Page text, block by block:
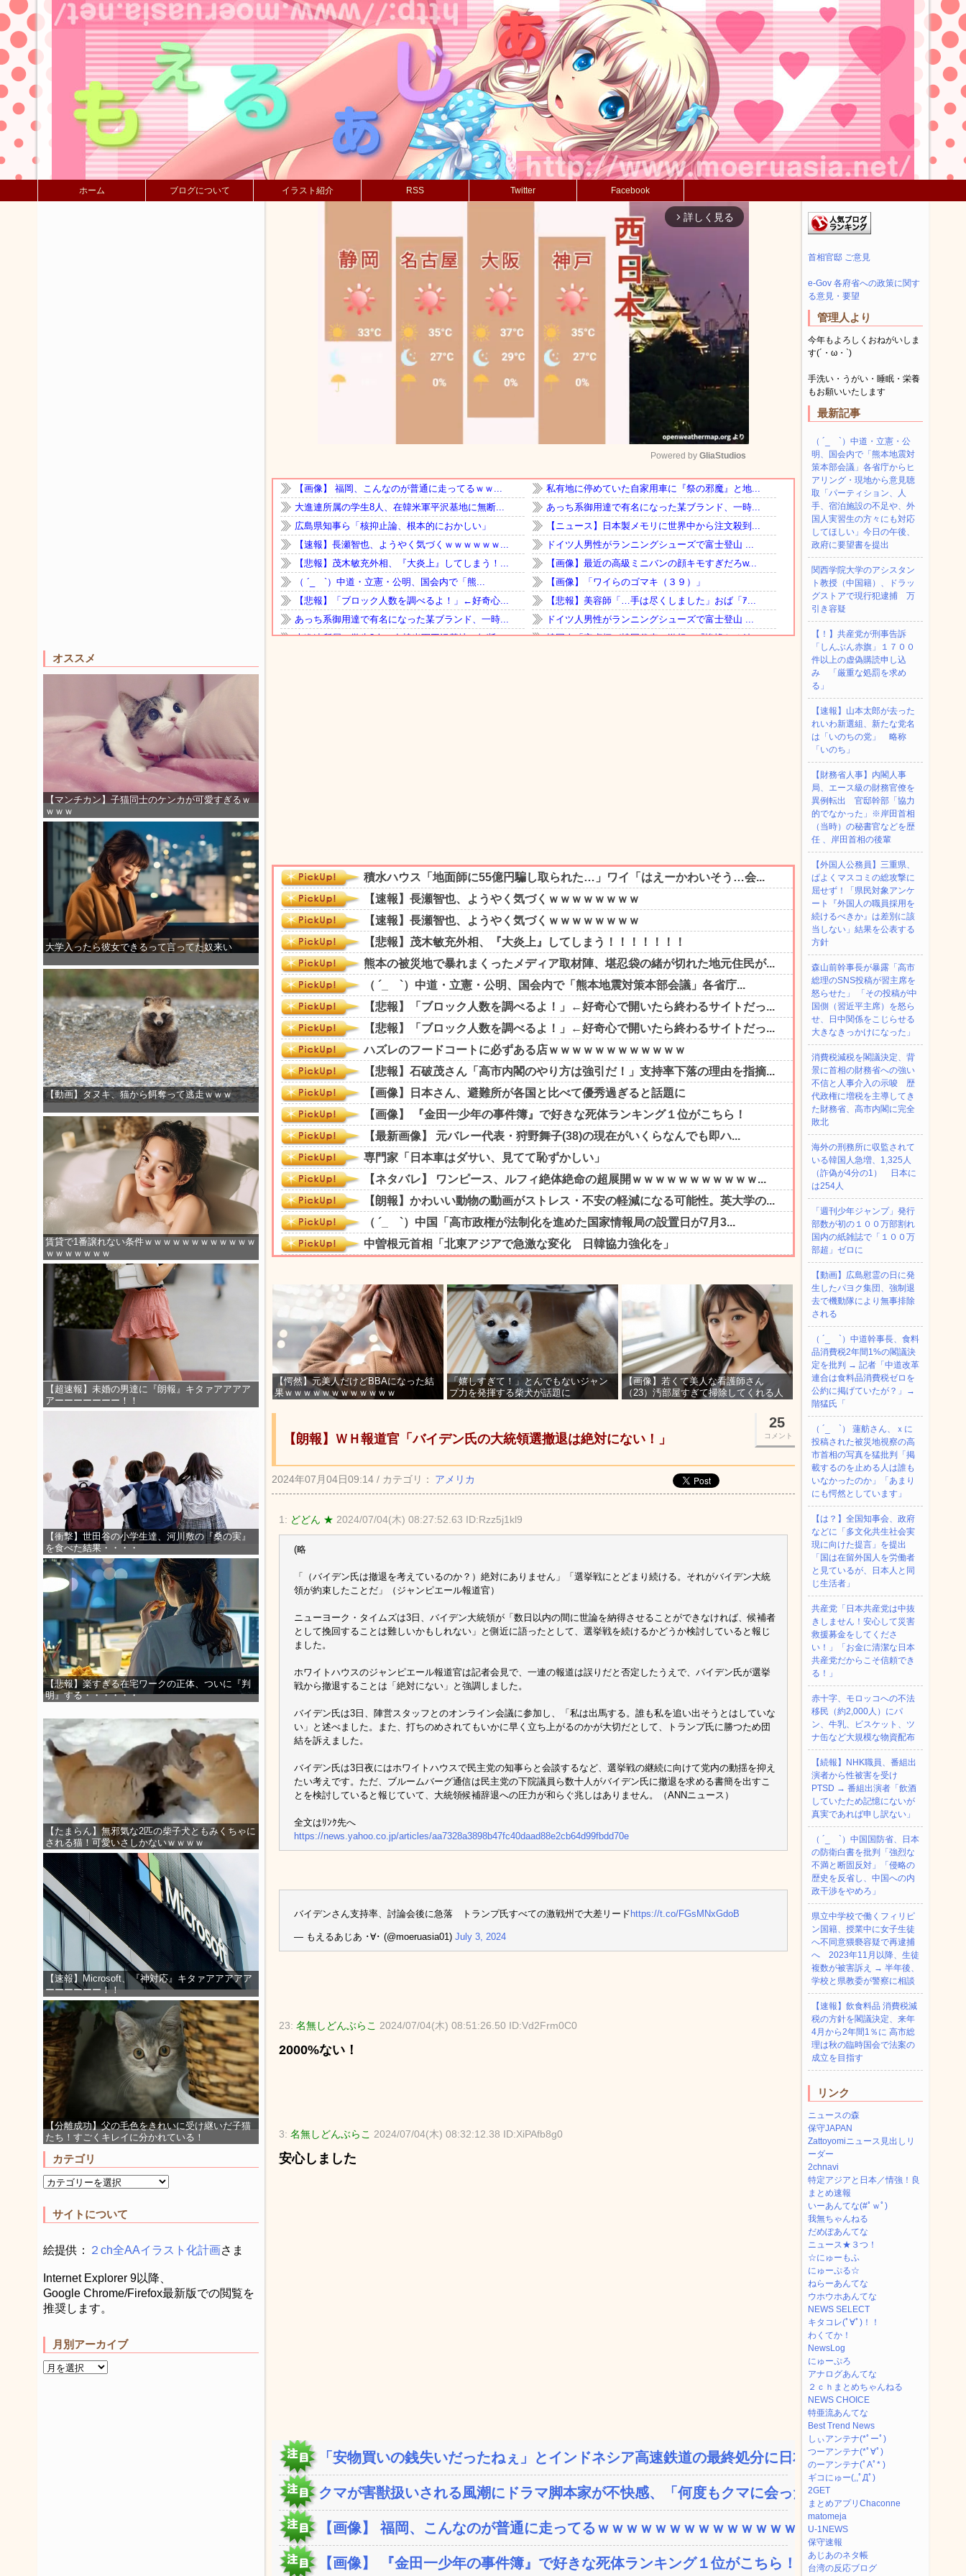
ホーム ブログについて イラスト紹介 RSS Twitter Facebook
オススメ
【マンチカン】子猫同士のケンカが可愛すぎるｗ
ｗｗｗ
大学入ったら彼女できるって言ってた奴来い
【動画】タヌキ、猫から餌奪って逃走ｗｗｗ
賃貸で1番譲れない条件ｗｗｗｗｗｗｗｗｗｗｗｗ
ｗｗｗｗｗｗｗ
【超速報】未婚の男達に『朗報』キタァアアアア
アーーーーーーー！！
【衝撃】世田谷の小学生達、河川敷の『桑の実』
を食べた結果・・・・
【悲報】楽すぎる在宅ワークの正体、ついに『判
明』する・・・・・・
【たまらん】無邪気な2匹の柴子犬ともみくちゃに
される猫！可愛いさしかないｗｗｗｗ
【速報】Microsoft、『神対応』キタァアアアアア
ーーーーーー！！
【分離成功】父の毛色をきれいに受け継いだ子猫
たち！すごくキレイに分かれている！
カテゴリ
サイトについて
絵提供： ２ch全AAイラスト化計画さま
Internet Explorer 9以降、
Google Chrome/Firefox最新版での閲覧を
推奨します。
月別アーカイブ
arrow_forward_ios 詳しく見る
Mute
Powered by GliaStudios
【愕然】元美人だけどBBAになった結
果ｗｗｗｗｗｗｗｗｗｗｗｗ
「嬉しすぎて！」とんでもないジャン
プ力を発揮する柴犬が話題に
【画像】若くて美人な看護師さん
（23）汚部屋すぎて掃除してくれる人
25
コメント
【朗報】ＷＨ報道官「バイデン氏の大統領選撤退は絶対にない！」
2024年07月04日09:14 / カテゴリ： アメリカ
1: どどん ★ 2024/07/04(木) 08:27:52.63 ID:Rzz5j1kl9
(略
「（バイデン氏は撤退を考えているのか？）絶対にありません」「選挙戦にとどまり続ける。それがバイデン大統
領が約束したことだ」（ジャンピエール報道官）
ニューヨーク・タイムズは3日、バイデン大統領が「数日以内の間に世論を納得させることができなければ、候補者
として挽回することは難しいかもしれない」と側近に語ったとして、選挙戦を続けるかどうか検討していると報じ
ました。
ホワイトハウスのジャンピエール報道官は記者会見で、一連の報道は誤りだと否定したうえで、バイデン氏が選挙
戦から撤退することは「絶対にない」と強調しました。
バイデン氏は3日、陣営スタッフとのオンライン会議に参加し、「私は出馬する。誰も私を追い出そうとはしていな
い」と述べました。また、打ちのめされてもいかに早く立ち上がるのかが大切だとして、トランプ氏に勝つため団
結を訴えました。
バイデン氏は3日夜にはホワイトハウスで民主党の知事らと会談するなど、選挙戦の継続に向けて党内の動揺を抑え
たい考えです。ただ、ブルームバーグ通信は民主党の下院議員ら数十人がバイデン氏に撤退を求める書簡を出すこ
とを検討していると報じていて、大統領候補辞退への圧力が和らぐ兆しはありません。（ANNニュース）
全文はﾘﾝｸ先へ
https://news.yahoo.co.jp/articles/aa7328a3898b47fc40daad88e2cb64d99fbdd70e
バイデンさん支持率、討論会後に急落 トランプ氏すべての激戦州で大差リードhttps://t.co/FGsMNxGdoB
— もえるあじあ ･∀･ (@moeruasia01) July 3, 2024
23: 名無しどんぶらこ 2024/07/04(木) 08:51:26.50 ID:Vd2Frm0C0
2000%ない！
3: 名無しどんぶらこ 2024/07/04(木) 08:32:12.38 ID:XiPAfb8g0
安心しました
「安物買いの銭失いだったねぇ」とインドネシア高速鉄道の最終処分に日本側...
クマが害獣扱いされる風潮にドラマ脚本家が不快感、「何度もクマに会ったこ...
【画像】 福岡、こんなのが普通に走ってるｗｗｗｗｗｗｗｗｗｗｗｗｗｗｗ...
【画像】 『金田一少年の事件簿』で好きな死体ランキング１位がこちら！
首相官邸 ご意見
e-Gov 各府省への政策に関す
る意見・要望
管理人より
今年もよろしくおねがいしま
す(´・ω・`)
手洗い・うがい・睡眠・栄養
もお願いいたします
最新記事
（ ´_ゝ`）中道・立憲・公
明、国会内で「熊本地震対
策本部会議」各省庁からヒ
アリング・現地から意見聴
取「パーティション、人
手、宿泊施設の不足や、外
国人実習生の方々にも対応
してほしい」今日の午後、
政府に要望書を提出
関西学院大学のアシスタン
ト教授（中国籍）、ドラッ
グストアで現行犯逮捕 万
引き容疑
【！】共産党が刑事告訴
「しんぶん赤旗」１７００
件以上の虚偽購読申し込
み 「厳重な処罰を求め
る」
【速報】山本太郎が去った
れいわ新選組、新たな党名
は「いのちの党」 略称
「いのち」
【財務省人事】内閣人事
局、エース級の財務官僚を
異例転出 官邸幹部「協力
的でなかった」※岸田首相
（当時）の秘書官などを歴
任 、岸田首相の後輩
【外国人公務員】三重県、
ぱよくマスコミの総攻撃に
屈せず！「県民対象アンケ
ート『外国人の職員採用を
続けるべきか』は差別に該
当しない」結果を公表する
方針
森山前幹事長が暴露「高市
総理のSNS投稿が習主席を
怒らせた」 「その投稿が中
国側（習近平主席）を怒ら
せ、日中関係をこじらせる
大きなきっかけになった」
消費税減税を閣議決定、背
景に首相の財務省への強い
不信と人事介入の示唆 歴
代政権に増税を主導してき
た財務省、高市内閣に完全
敗北
海外の刑務所に収監されて
いる韓国人急増、1,325人
（詐偽が4分の1） 日本に
は254人
「週刊少年ジャンプ」発行
部数が初の１００万部割れ
国内の紙雑誌で「１００万
部超」ゼロに
【動画】広島慰霊の日に発
生したパヨク集団、強制退
去で機動隊により無事排除
される
（ ´_ゝ`）中道幹事長、食料
品消費税2年間1%の閣議決
定を批判 → 記者「中道改革
連合は食料品消費税ゼロを
公約に掲げていたが？」→
階猛氏「
（ ´_ゝ`） 蓮舫さん、ｘに
投稿された被災地視察の高
市首相の写真を猛批判「掲
載するのを止める人は誰も
いなかったのか」「あまり
にも愕然としています」
【は？】全国知事会、政府
などに「多文化共生社会実
現に向けた提言」を提出
「国は在留外国人を労働者
と見ているが、日本人と同
じ生活者」
共産党「日本共産党は中抜
きしません！安心して災害
救援募金をしてくださ
い！」「お金に清潔な日本
共産党だからこそ信頼でき
る！」
赤十字、モロッコへの不法
移民（約2,000人）にパ
ン、牛乳、ビスケット、ツ
ナ缶など大規模な物資配布
【続報】NHK職員、番組出
演者から性被害を受け
PTSD → 番組出演者「飲酒
していたため記憶にないが
真実であれば申し訳ない」
（ ´_ゝ`）中国国防省、日本
の防衛白書を批判「強烈な
不満と断固反対」「侵略の
歴史を反省し、中国への内
政干渉をやめろ」
県立中学校で働くフィリピ
ン国籍、授業中に女子生徒
へ不同意猥褻容疑で再逮捕
へ 2023年11月以降、生徒
複数が被害訴え → 半年後、
学校と県教委が警察に相談
【速報】飲食料品 消費税減
税の方針を閣議決定、来年
4月から2年間1％に 高市総
理は秋の臨時国会で法案の
成立を目指す
リンク
ニュースの森
保守JAPAN
Zattoyomiニュース見出しリ
ーダー
2chnavi
特定アジアと日本／情強！良
まとめ速報
いーあんてな(#ﾟｗﾟ)
我無ちゃんねる
だめぽあんてな
ニュース★３つ！
☆にゅーもふ
にゅーぷる☆
ねらーあんてな
ウホウホあんてな
NEWS SELECT
キタコレ(ﾟ∀ﾟ)！！
わくてか！
NewsLog
にゅーぷろ
アナログあんてな
２ｃｈまとめちゃんねる
NEWS CHOICE
特亜流あんてな
Best Trend News
しぃアンテナ(*ﾟーﾟ)
つーアンテナ(*ﾟ∀ﾟ)
のーアンテナ(ﾟAﾟ* )
ギコにゅー(,,ﾟДﾟ)
2GET
まとめアプリChaconne
matomeja
U-1NEWS
保守速報
あじあのネタ帳
台湾の反応ブログ